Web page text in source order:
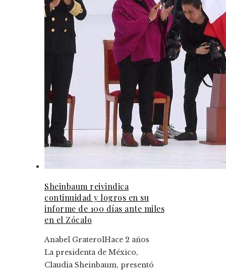
Sheinbaum reivindica
continuidad y logros en su
informe de 100 días ante miles
en el Zócalo
Anabel GraterolHace 2 años
La presidenta de México,
Claudia Sheinbaum, presentó